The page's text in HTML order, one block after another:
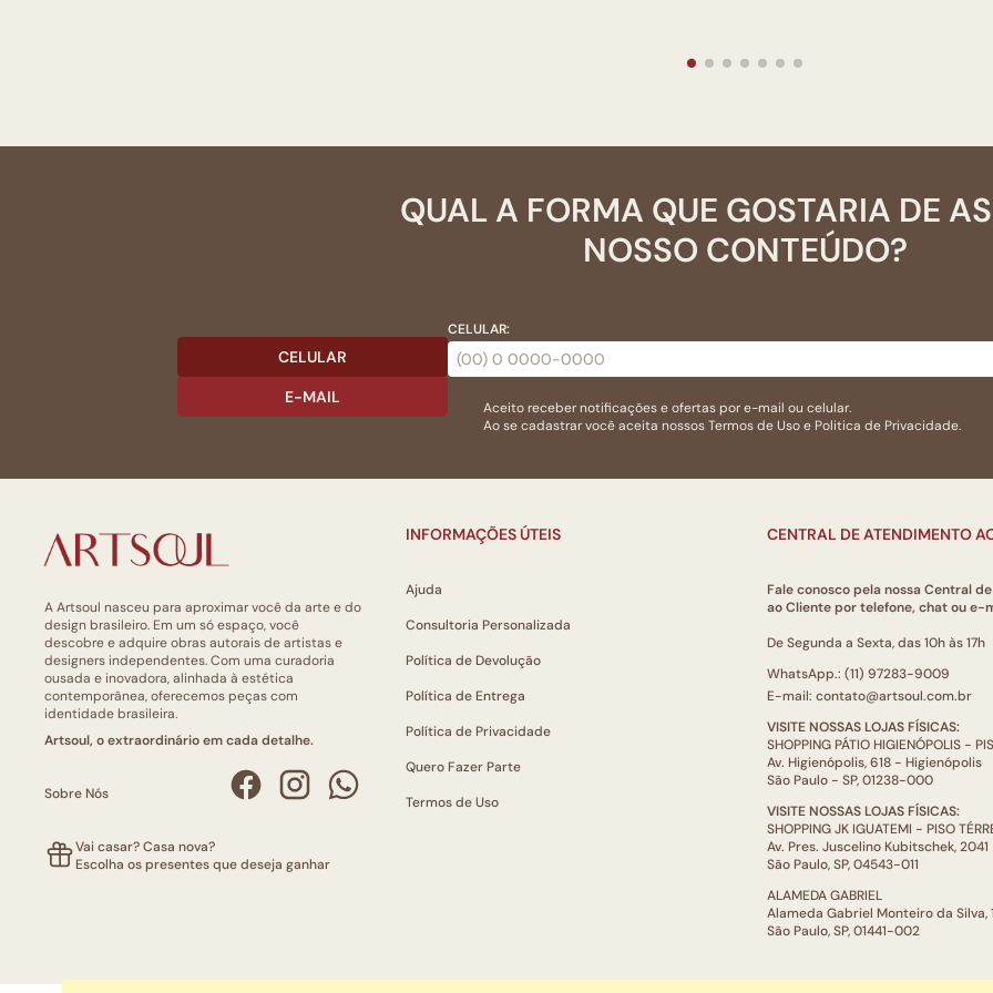
QUAL A FORMA QUE GOSTARIA DE
NOSSO CONTEÚDO?
CELULAR
E-MAIL
CELULAR:
Aceito receber notificações e ofertas por e-mail ou celular.
Ao se cadastrar você aceita nossosTermos de Usoe Politica de Privacidade.
A Artsoul nasceu para aproximar você da arte e do
design brasileiro. Em um só espaço, você
descobre e adquire obras autorais de artistas e
designers independentes. Com uma curadoria
ousada e inovadora, alinhada à estética
contemporânea, oferecemos peças com
identidade brasileira.
Artsoul, o extraordinário em cada detalhe.
Sobre Nós
Vai casar? Casa nova?
Escolha os presentes que deseja ganhar
INFORMAÇÕES ÚTEIS
Ajuda
Consultoria Personalizada
Política de Devolução
Política de Entrega
Política de Privacidade
Quero Fazer Parte
Termos de Uso
CENTRAL DE ATENDIMENTO
Fale conosco pela nossa Central
ao Cliente por telefone, chat ou e-
De Segunda a Sexta, das 10h às 17h
WhatsApp.: (11) 97283-9009
E-mail: contato@artsoul.com.br
VISITE NOSSAS LOJAS FÍSICAS:
SHOPPING PÁTIO HIGIENÓPOLIS -
Av. Higienópolis, 618 - Higienópolis
São Paulo - SP, 01238-000
VISITE NOSSAS LOJAS FÍSICAS:
SHOPPING JK IGUATEMI - PISO
Av. Pres. Juscelino Kubitschek, 2041
São Paulo, SP, 04543-011
ALAMEDA GABRIEL
Alameda Gabriel Monteiro da Silva,
São Paulo, SP, 01441-002